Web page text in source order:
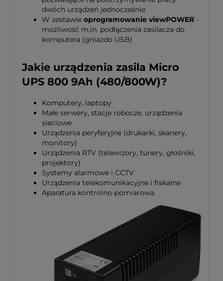
dwóch urządzeń jednocześnie
W zestawie oprogramowanie viewPOWER -
możliwość m.in. podłączenia zasilacza do
komputera (gniazdo USB)
Jakie urządzenia zasila Micro
UPS 800 9Ah (480/800W)?
Komputery, laptopy
Małe serwery, stacje robocze, urządzenia
sieciowe
Urządzenia peryferyjne (drukarki, skanery,
monitory)
Urządzenia RTV (telewizory, tunery, głośniki,
projektory)
Systemy alarmowe i CCTV
Urządzenia telekomunikacyjne i fiskalne
Aparatura kontrolno-pomiarowa